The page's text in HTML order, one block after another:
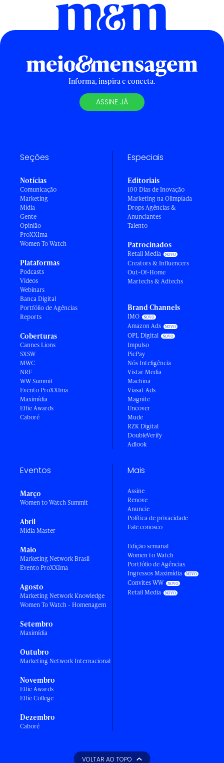
Informa, inspira e conecta.
ASSINE JÁ
Seções
Notícias
Comunicação
Marketing
Mídia
Gente
Opinião
ProXXIma
Women To Watch
Plataformas
Podcasts
Vídeos
Webinars
Banca Digital
Portfólio de Agências
Reports
Coberturas
Cannes Lions
SXSW
MWC
NRF
WW Summit
Evento ProXXIma
Maximídia
Effie Awards
Caboré
Especiais
Editoriais
100 Dias de Inovação
Marketing na Olimpíada
Drops Agências &
Anunciantes
Talento
Patrocinados
Retail Media
Creators & Influencers
Out-Of-Home
Martechs & Adtechs
Brand Channels
IMO
Amazon Ads
OPL Digital
Impulso
PicPay
Nós Inteligência
Vistar Media
Machina
Viasat Ads
Magnite
Uncover
Mude
RZK Digital
DoubleVerify
Adlook
Eventos
Março
Women to Watch Summit
Abril
Mídia Master
Maio
Marketing Network Brasil
Evento ProXXIma
Agosto
Marketing Network Knowledge
Women To Watch - Homenagem
Setembro
Maximídia
Outubro
Marketing Network Internacional
Novembro
Effie Awards
Effie College
Dezembro
Caboré
Mais
Assine
Renove
Anuncie
Política de privacidade
Fale conosco
Edição semanal
Women to Watch
Portfólio de Agências
Ingressos Maximídia
Convites WW
Retail Media
VOLTAR AO TOPO